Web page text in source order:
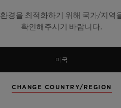
환경을 최적화하기 위해 국가/지역
확인해주시기 바랍니다.
미국
CHANGE COUNTRY/REGION